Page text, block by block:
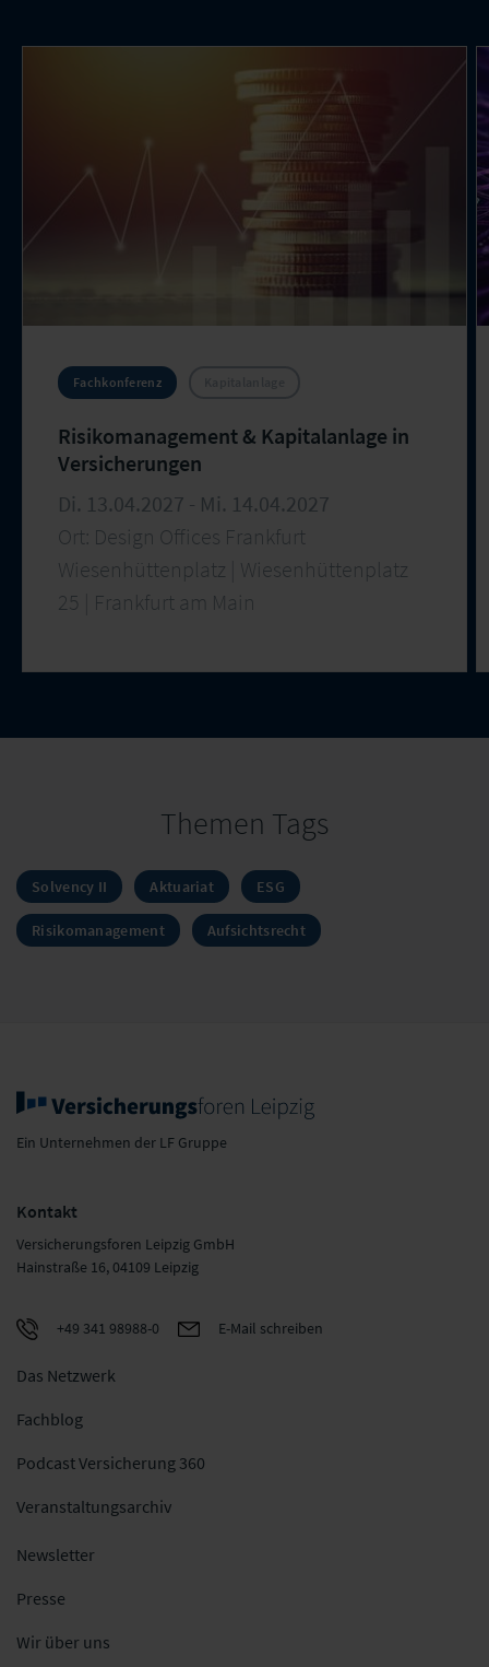
Fachkonferenz
Risikomanagement & Kapitalanlage in
Versicherungen
Di. 13.04.2027 - Mi. 14.04.2027
Ort: Design Offices Frankfurt
Wiesenhüttenplatz | Wiesenhüttenplatz
25 | Frankfurt am Main
Themen Tags
Solvency II Aktuariat ESG
Risikomanagement Aufsichtsrecht
Ein Unternehmen der LF Gruppe
Kontakt
Versicherungsforen Leipzig GmbH
Hainstraße 16, 04109 Leipzig
+49 341 98988-0 E-Mail schreiben
Das Netzwerk
Fachblog
Podcast Versicherung 360
Veranstaltungsarchiv
Newsletter
Presse
Wir über uns